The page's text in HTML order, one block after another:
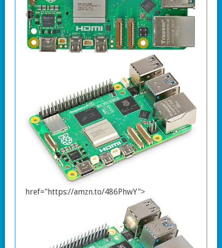
href="https://amzn.to/486PhwY">